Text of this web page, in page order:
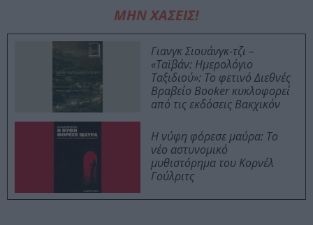
ΜΗΝ ΧΑΣΕΙΣ!
Γιανγκ Σιουάνγκ-τζι –
«Ταϊβάν: Ημερολόγιο
Ταξιδιού»: Το φετινό Διεθνές
Βραβείο Booker κυκλοφορεί
από τις εκδόσεις Βακχικόν
Η νύφη φόρεσε μαύρα: Το
νέο αστυνομικό
μυθιστόρημα του Κορνέλ
Γούλριτς